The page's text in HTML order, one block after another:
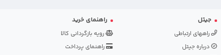
جیتل
راههای ارتباطی
درباره جیتل
راهنمای خرید
رویه بازگردانی کالا
راهنمای پرداخت